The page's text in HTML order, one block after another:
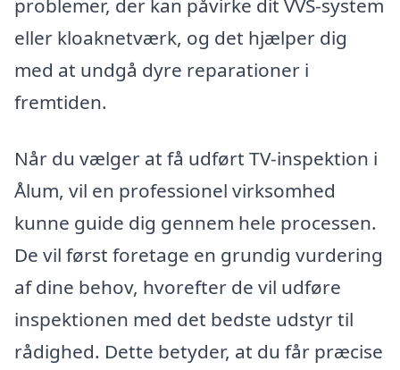
problemer, der kan påvirke dit VVS-system
eller kloaknetværk, og det hjælper dig
med at undgå dyre reparationer i
fremtiden.
Når du vælger at få udført TV-inspektion i
Ålum, vil en professionel virksomhed
kunne guide dig gennem hele processen.
De vil først foretage en grundig vurdering
af dine behov, hvorefter de vil udføre
inspektionen med det bedste udstyr til
rådighed. Dette betyder, at du får præcise